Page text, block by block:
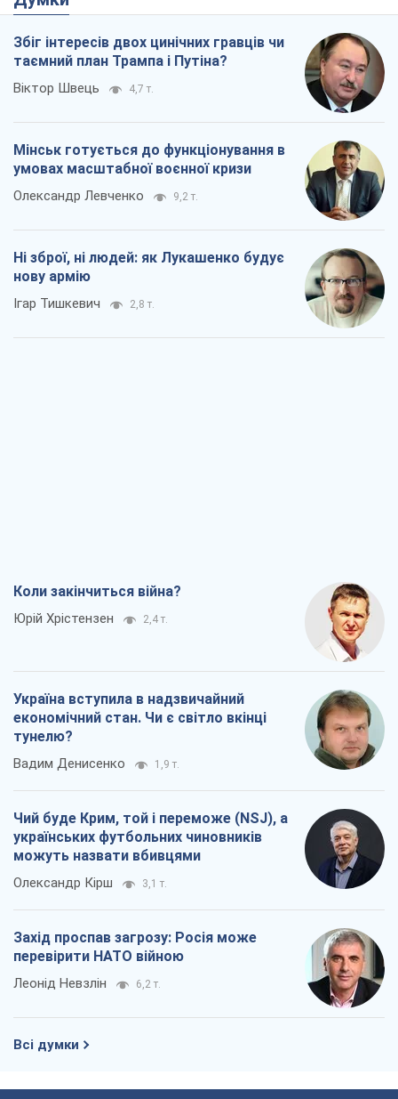
Збіг інтересів двох цинічних гравців чи
таємний план Трампа і Путіна?
Віктор Швець 4,7 т.
Мінськ готується до функціонування в
умовах масштабної воєнної кризи
Олександр Левченко 9,2 т.
Ні зброї, ні людей: як Лукашенко будує
нову армію
Ігар Тишкевич 2,8 т.
Коли закінчиться війна?
Юрій Хрістензен 2,4 т.
Україна вступила в надзвичайний
економічний стан. Чи є світло вкінці
тунелю?
Вадим Денисенко 1,9 т.
Чий буде Крим, той і переможе (NSJ), а
українських футбольних чиновників
можуть назвати вбивцями
Олександр Кірш 3,1 т.
Захід проспав загрозу: Росія може
перевірити НАТО війною
Леонід Невзлін 6,2 т.
Всі думки